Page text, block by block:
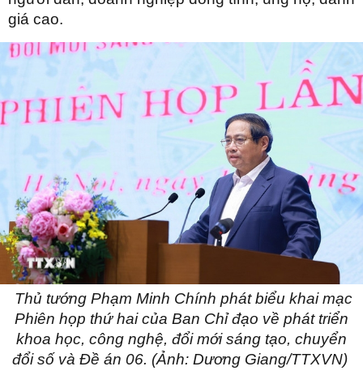
giá cao.
Thủ tướng Phạm Minh Chính phát biểu khai mạc
Phiên họp thứ hai của Ban Chỉ đạo về phát triển
khoa học, công nghệ, đổi mới sáng tạo, chuyển
đổi số và Đề án 06. (Ảnh: Dương Giang/TTXVN)